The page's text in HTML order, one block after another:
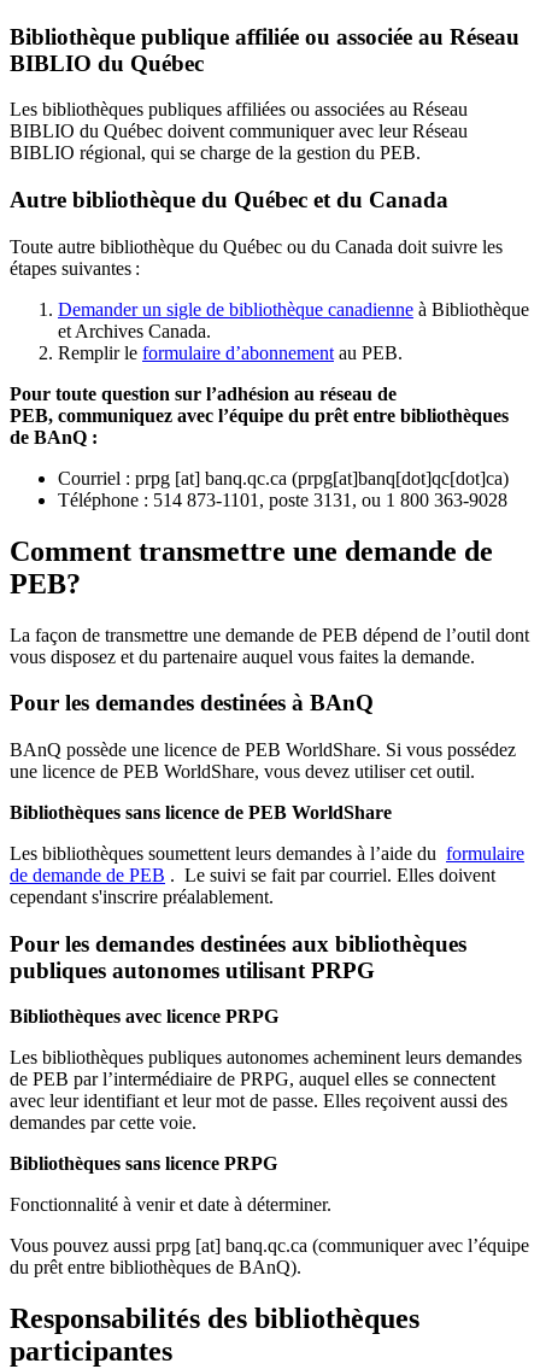
Bibliothèque publique affiliée ou associée au Réseau
BIBLIO du Québec
Les bibliothèques publiques affiliées ou associées au Réseau
BIBLIO du Québec doivent communiquer avec leur Réseau
BIBLIO régional, qui se charge de la gestion du PEB.
Autre bibliothèque du Québec et du Canada
Toute autre bibliothèque du Québec ou du Canada doit suivre les
étapes suivantes :
Demander un sigle de bibliothèque canadienne à Bibliothèque
et Archives Canada.
Remplir le formulaire d’abonnement au PEB.
Pour toute question sur l’adhésion au réseau de
PEB, communiquez avec l’équipe du prêt entre bibliothèques
de BAnQ :
Courriel : prpg [at] banq.qc.ca (prpg[at]banq[dot]qc[dot]ca)
Téléphone : 514 873-1101, poste 3131, ou 1 800 363-9028
Comment transmettre une demande de
PEB?
La façon de transmettre une demande de PEB dépend de l’outil dont
vous disposez et du partenaire auquel vous faites la demande.
Pour les demandes destinées à BAnQ
BAnQ possède une licence de PEB WorldShare. Si vous possédez
une licence de PEB WorldShare, vous devez utiliser cet outil.
Bibliothèques sans licence de PEB WorldShare
Les bibliothèques soumettent leurs demandes à l’aide du formulaire
de demande de PEB . Le suivi se fait par courriel. Elles doivent
cependant s'inscrire préalablement.
Pour les demandes destinées aux bibliothèques
publiques autonomes utilisant PRPG
Bibliothèques avec licence PRPG
Les bibliothèques publiques autonomes acheminent leurs demandes
de PEB par l’intermédiaire de PRPG, auquel elles se connectent
avec leur identifiant et leur mot de passe. Elles reçoivent aussi des
demandes par cette voie.
Bibliothèques sans licence PRPG
Fonctionnalité à venir et date à déterminer.
Vous pouvez aussi prpg [at] banq.qc.ca (communiquer avec l’équipe
du prêt entre bibliothèques de BAnQ).
Responsabilités des bibliothèques
participantes